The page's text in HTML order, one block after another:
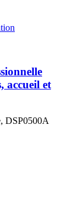
accueil et
DSP0500A